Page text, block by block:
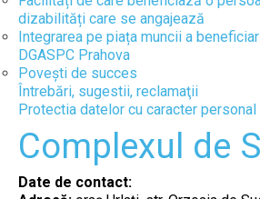
dizabilități care se angajează
Integrarea pe piața muncii a
DGASPC Prahova
Povești de succes
Întrebări, sugestii, reclamaţii
Protectia datelor cu caracter personal
Complexul de
Date de contact: